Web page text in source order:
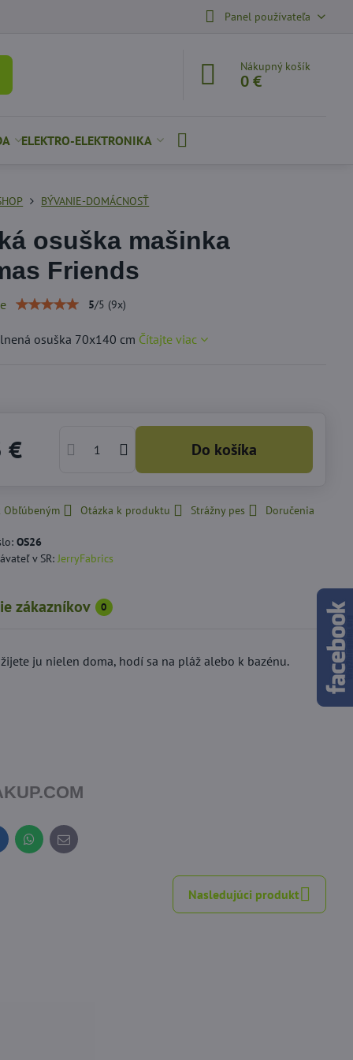
Panel používateľa
Nákupný košík
0 €
ELEKTRO-ELEKTRONIKA
BÝVANIE-DOMÁCNOSŤ
osuška mašinka
Friends
5/5 (9x)
osuška 70x140 cm Čítajte viac
€ Do košíka
Obľúbeným Otázka k produktu Strážny pes Doručenia
OS26
v SR:JerryFabrics
zákazníkov 0
ju nielen doma, hodí sa na pláž alebo k bazénu.
WhatsApp
E-
mail
Nasledujúci produkt